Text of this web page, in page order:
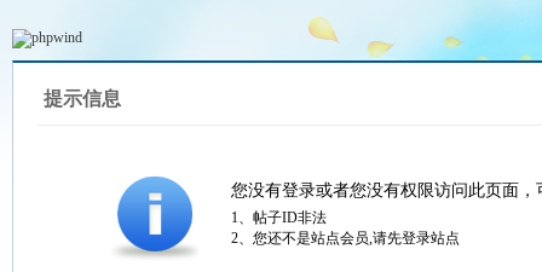
提示信息
您没有登录或者您没有权限访问此页面
1、帖子ID非法
2、您还不是站点会员,请先登录站点